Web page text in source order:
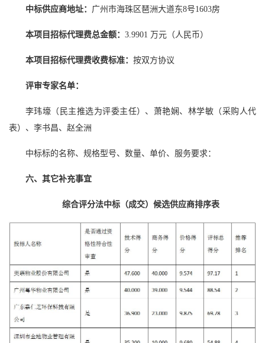
中标供应商地址： 广州市海珠区琶洲大道东8号1603房
本项目招标代理费总金额： 3.9901 万元（人民币）
本项目招标代理费收费标准： 按双方协议
评审专家名单：
李玮壕（民主推选为评委主任）、萧艳娴、林学敏（采购人代
表）、李书昌、赵全洲
中标标的名称、规格型号、数量、单价、服务要求：
六、其它补充事宜
综合评分法中标（成交）候选供应商排序表